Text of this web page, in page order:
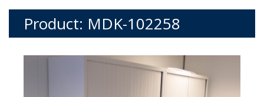
Product: MDK-102258